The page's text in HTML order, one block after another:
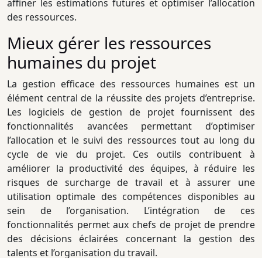
affiner les estimations futures et optimiser l’allocation
des ressources.
Mieux gérer les ressources
humaines du projet
La gestion efficace des ressources humaines est un
élément central de la réussite des projets d’entreprise.
Les logiciels de gestion de projet fournissent des
fonctionnalités avancées permettant d’optimiser
l’allocation et le suivi des ressources tout au long du
cycle de vie du projet. Ces outils contribuent à
améliorer la productivité des équipes, à réduire les
risques de surcharge de travail et à assurer une
utilisation optimale des compétences disponibles au
sein de l’organisation. L’intégration de ces
fonctionnalités permet aux chefs de projet de prendre
des décisions éclairées concernant la gestion des
talents et l’organisation du travail.